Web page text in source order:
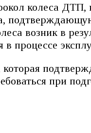
колеса
возник в
процессе
при